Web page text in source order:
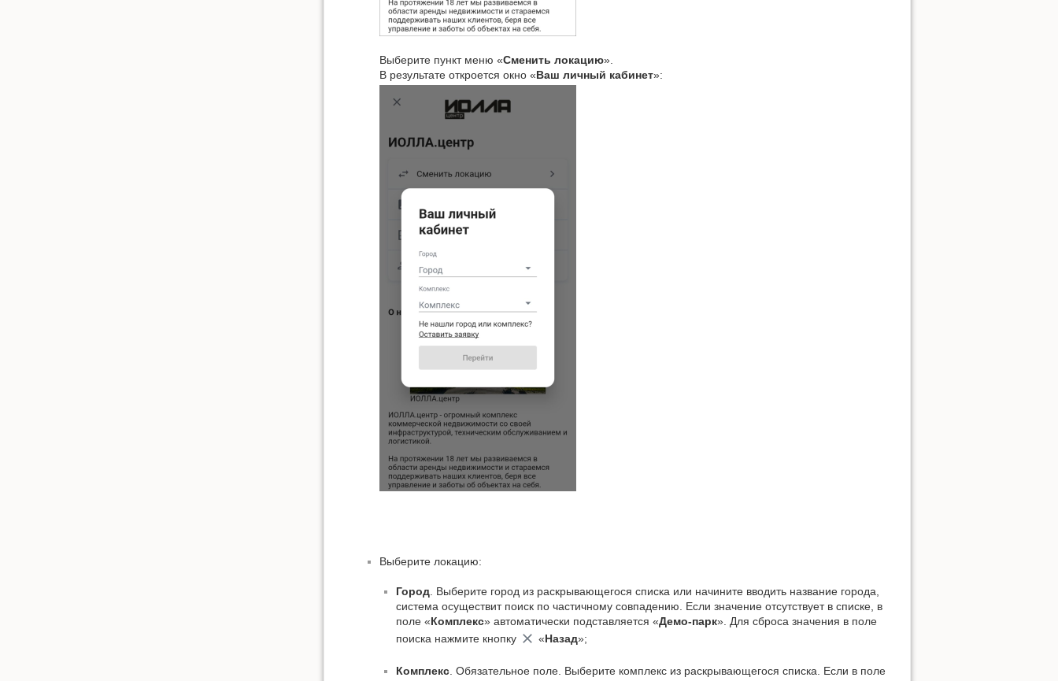
Выберите пункт меню «Сменить локацию».
В результате откроется окно «Ваш личный кабинет»:
Выберите локацию:
Город . Выберите город из раскрывающегося списка или начините вводить название города,
система осуществит поиск по частичному совпадению. Если значение отсутствует в списке, в
поле «Комплекс» автоматически подставляется «Демо-парк». Для сброса значения в поле
поиска нажмите кнопку
«Назад»;
Комплекс . Обязательное поле. Выберите комплекс из раскрывающегося списка. Если в поле